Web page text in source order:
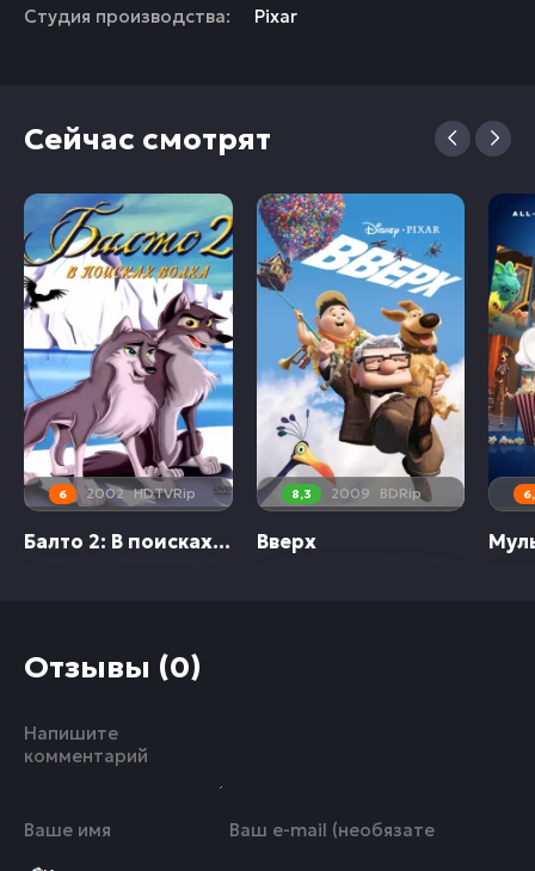
Студия производства:
Pixar
Сейчас смотрят
6 2002 HDTVRip
Балто 2: В поисках волка
8,3 2009 BDRip
Вверх
Отзывы (0)